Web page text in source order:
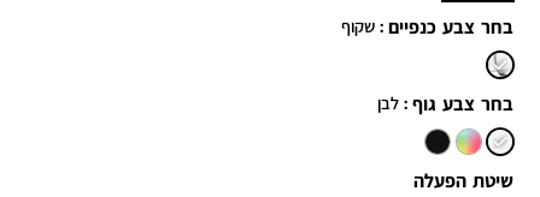
בחר צבע כנפיים : שקוף
בחר צבע גוף : לבן
שיטת הפעלה